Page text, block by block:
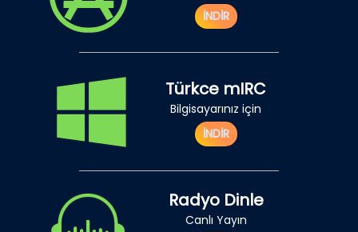
İNDİR
Türkce mIRC
Bilgisayarınız için
İNDİR
Radyo Dinle
Canlı Yayın